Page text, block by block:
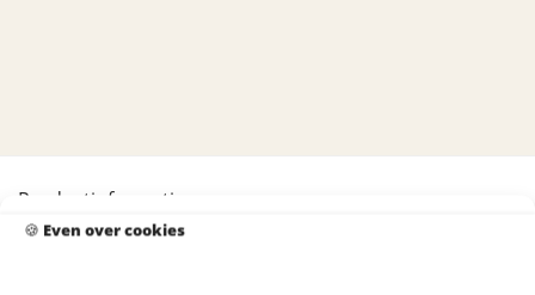
🍪 Even over cookies
Productinformatie
Over ons